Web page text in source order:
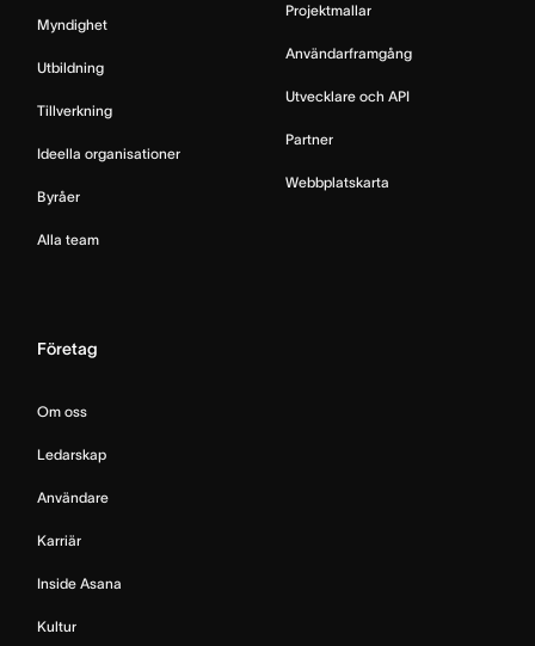
Myndighet
Utbildning
Tillverkning
Ideella organisationer
Byråer
Alla team
Projektmallar
Användarframgång
Utvecklare och API
Partner
Webbplatskarta
Företag
Om oss
Ledarskap
Användare
Karriär
Inside Asana
Kultur